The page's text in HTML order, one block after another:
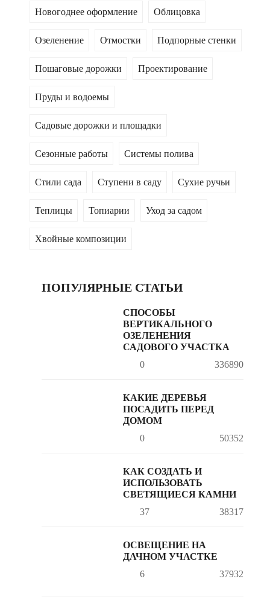
Новогоднее оформление Облицовка
Озеленение Отмостки Подпорные стенки
Пошаговые дорожки Проектирование
Пруды и водоемы
Садовые дорожки и площадки
Сезонные работы Системы полива
Стили сада Ступени в саду Сухие ручьи
Теплицы Топиарии Уход за садом
Хвойные композиции
ПОПУЛЯРНЫЕ СТАТЬИ
СПОСОБЫ
ВЕРТИКАЛЬНОГО
ОЗЕЛЕНЕНИЯ
САДОВОГО УЧАСТКА
0
336890
КАКИЕ ДЕРЕВЬЯ
ПОСАДИТЬ ПЕРЕД
ДОМОМ
0
50352
КАК СОЗДАТЬ И
ИСПОЛЬЗОВАТЬ
СВЕТЯЩИЕСЯ КАМНИ
37
38317
ОСВЕЩЕНИЕ НА
ДАЧНОМ УЧАСТКЕ
6
37932